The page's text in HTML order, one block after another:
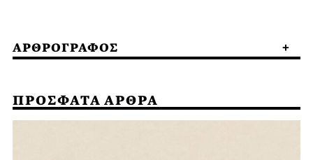
ΑΡΘΡΟΓΡΑΦΟΣ
ΠΡΟΣΦΑΤΑ ΑΡΘΡΑ